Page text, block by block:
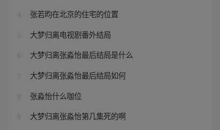
4 张若昀在北京的住宅的位置
5 大梦归离电视剧番外结局
6 大梦归离张淼怡最后结局是什么
7 大梦归离张淼怡最后结局如何
8 张淼怡什么咖位
9 大梦归离张淼怡第几集死的啊